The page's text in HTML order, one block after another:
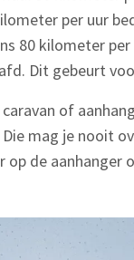
per uur
80 kilometer
Dit gebeurt
of
mag je nooit
op de aanhanger